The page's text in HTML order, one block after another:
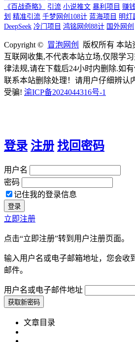
《百战奇略》
引流 小说推文 暴利项目 赚
划 精准引流 千梦网创108计 蓝海项目 明灯
DeepSeek 冷门项目 鸿铭网创88计 国外网创
Copyright © 冒泡网创
版权所有 本站
互联网收集,不代表本站立场,仅限学
律法规,请在下载后24小时内删除.如
联系本站删除处理！请用户仔细辨认
受骗! 渝ICP备2024044316号-1
登录 注册 找回密码
用户名
密码
记住我的登录信息
立即注册
点击“立即注册”转到用户注册页面。
输入用户名或电子邮箱地址，您会收
邮件。
用户名或电子邮件地址
文章目录